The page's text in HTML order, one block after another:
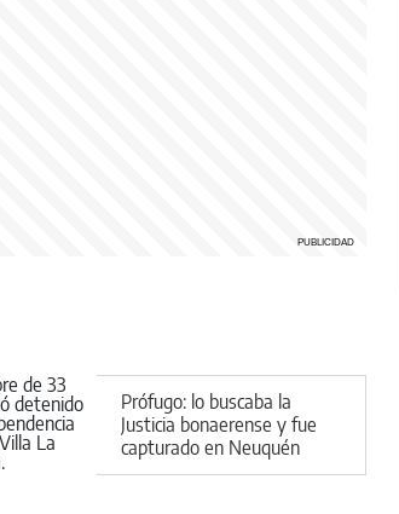
Prófugo: lo buscaba la
Justicia bonaerense y fue
capturado en Neuquén